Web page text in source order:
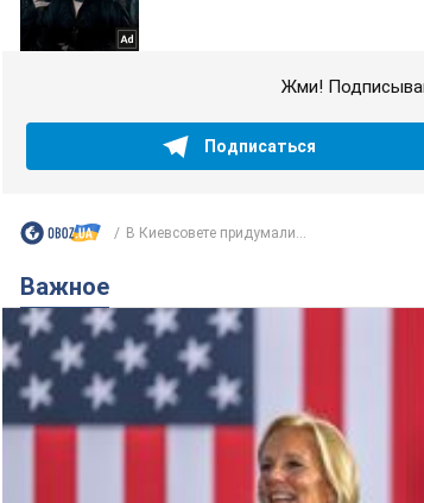
Жми!
Подписаться
В Киевсовете придумали...
Важное